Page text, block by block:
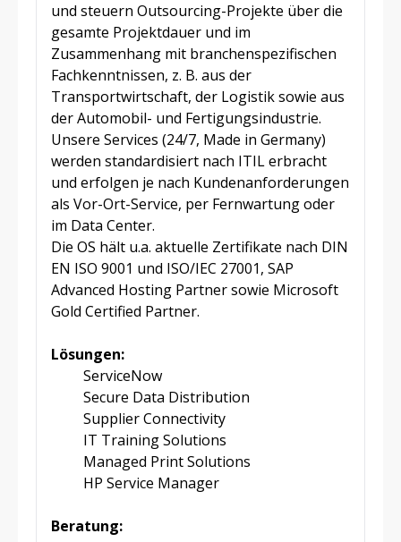
und steuern Outsourcing-Projekte über die
gesamte Projektdauer und im
Zusammenhang mit branchenspezifischen
Fachkenntnissen, z. B. aus der
Transportwirtschaft, der Logistik sowie aus
der Automobil- und Fertigungsindustrie.
Unsere Services (24/7, Made in Germany)
werden standardisiert nach ITIL erbracht
und erfolgen je nach Kundenanforderungen
als Vor-Ort-Service, per Fernwartung oder
im Data Center.
Die OS hält u.a. aktuelle Zertifikate nach DIN
EN ISO 9001 und ISO/IEC 27001, SAP
Advanced Hosting Partner sowie Microsoft
Gold Certified Partner.
Lösungen:
ServiceNow
Secure Data Distribution
Supplier Connectivity
IT Training Solutions
Managed Print Solutions
HP Service Manager
Beratung: